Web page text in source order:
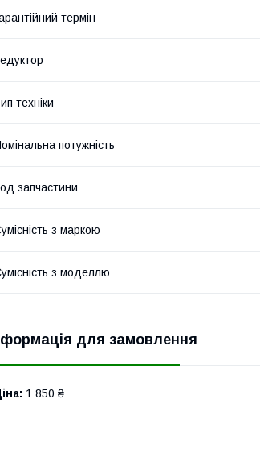
термін
техніки
потужність
запчастини
з маркою
з моделлю
для замовлення
1 850 ₴